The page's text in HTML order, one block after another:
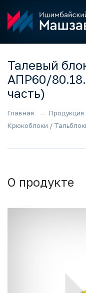
Талевый
АПР60/
часть)
Главная Продукция
Крюкоблоки /
О продукте